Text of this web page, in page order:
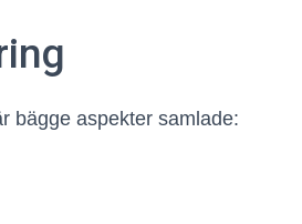
bägge aspekter samlade: